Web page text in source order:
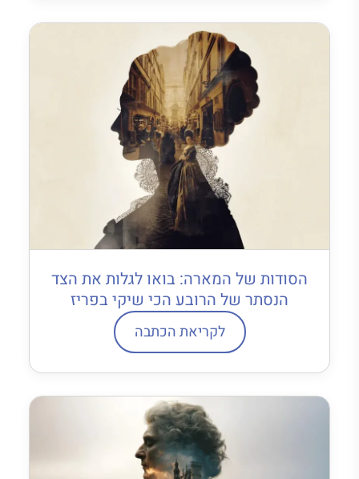
הסודות של המארה: בואו לגלות את הצד
הנסתר של הרובע הכי שיקי בפריז
לקריאת הכתבה